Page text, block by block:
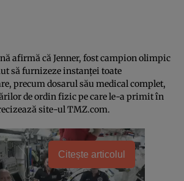
afirmă că Jenner, fost campion olimpic
să furnizeze instanţei toate
precum dosarul său medical complet,
de ordin fizic pe care le-a primit în
site-ul TMZ.com.
Citește articolul